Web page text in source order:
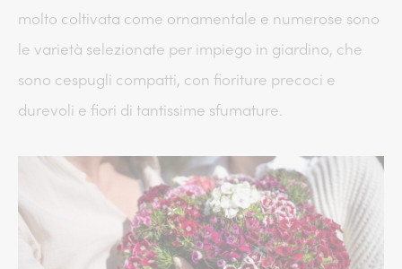
molto coltivata come ornamentale e numerose sono
le varietà selezionate per impiego in giardino, che
sono cespugli compatti, con fioriture precoci e
durevoli e fiori di tantissime sfumature.